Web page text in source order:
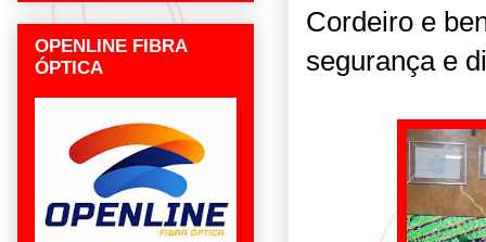
Cordeiro e
segurança e
OPENLINE FIBRA
ÓPTICA